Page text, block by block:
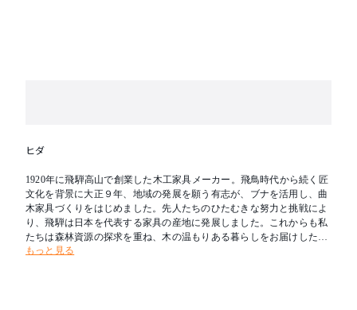
ヒダ
1920年に飛騨高山で創業した木工家具メーカー。飛鳥時代から続く匠
文化を背景に大正９年、地域の発展を願う有志が、ブナを活用し、曲
木家具づくりをはじめました。先人たちのひたむきな努力と挑戦によ
り、飛騨は日本を代表する家具の産地に発展しました。これからも私
たちは森林資源の探求を重ね、木の温もりある暮らしをお届けしたい
と考えます。新たな創造を可能とし、その魅力を求めて人々が集う場
もっと見る